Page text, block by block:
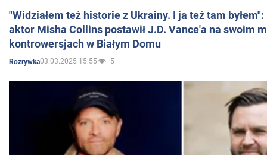
"Widziałem też historie z Ukrainy. I ja też tam
aktor Misha Collins postawił J.D. Vance'a na swoim
kontrowersjach w Białym Domu
Rozrywka03.03.2025 15:55 5